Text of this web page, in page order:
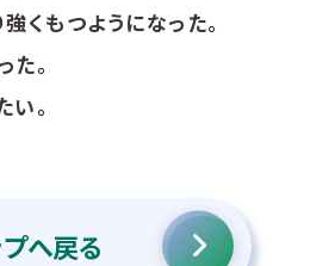
くもつようになった。
。
。
プへ戻る